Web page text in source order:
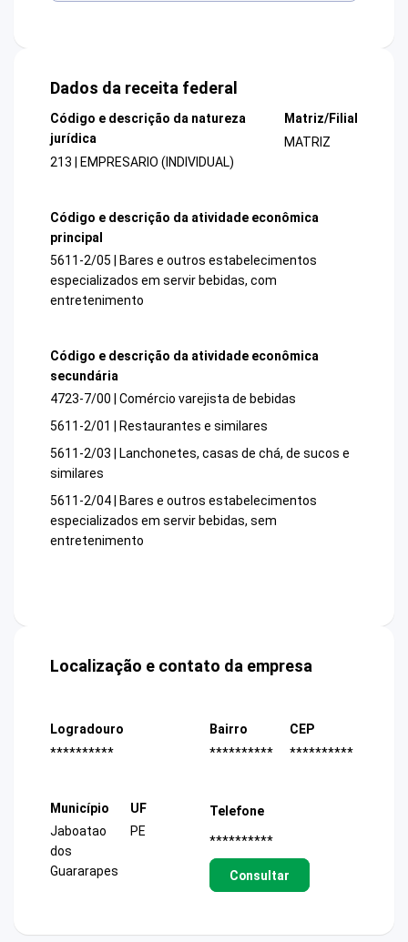
Dados da receita federal
Código e descrição da natureza
jurídica
213 | EMPRESARIO (INDIVIDUAL)
Matriz/Filial
MATRIZ
Código e descrição da atividade econômica
principal
5611-2/05 | Bares e outros estabelecimentos
especializados em servir bebidas, com
entretenimento
Código e descrição da atividade econômica
secundária
4723-7/00 | Comércio varejista de bebidas
5611-2/01 | Restaurantes e similares
5611-2/03 | Lanchonetes, casas de chá, de sucos e
similares
5611-2/04 | Bares e outros estabelecimentos
especializados em servir bebidas, sem
entretenimento
Localização e contato da empresa
Logradouro
**********
Bairro
**********
CEP
**********
Município
Jaboatao
dos
Guararapes
UF
PE
Telefone
**********
Consultar